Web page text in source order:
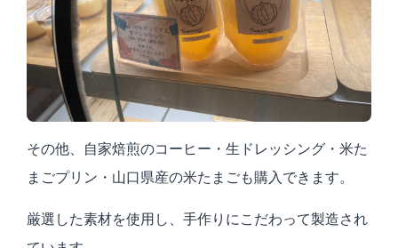
その他、自家焙煎のコーヒー・生ドレッシング・米た
まごプリン・山口県産の米たまごも購入できます。
厳選した素材を使用し、手作りにこだわって製造され